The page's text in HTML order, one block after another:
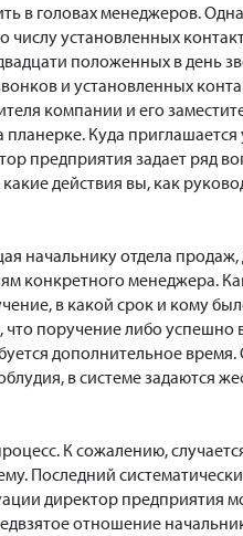
в головах менеджеров.
числу установленных
положенных в день
и установленных
компании и его
Куда приглашается
предприятия задает ряд
действия вы, как
начальнику отдела
конкретного менеджера.
в какой срок и кому
что поручение либо успешно
дополнительное время.
в системе задаются
К сожалению,
Последний
директор предприятия
отношение